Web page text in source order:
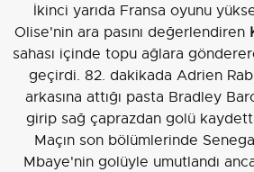
İkinci yarıda Fransa oyunu
Olise'nin ara pasını değerlendiren
sahası içinde topu ağlara
geçirdi. 82. dakikada Adrien
arkasına attığı pasta Bradley
girip sağ çaprazdan golü
Maçın son bölümlerinde
Mbaye'nin golüyle umutlandı